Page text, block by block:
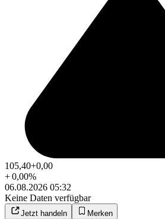
105,40+0,00
+0,00%
06.08.2026 05:32
Keine Daten verfügbar
Jetzt handeln Merken